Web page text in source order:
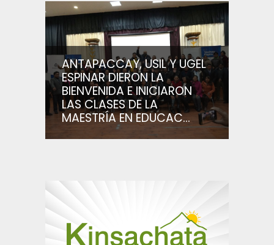
ANTAPACCAY, USIL Y UGEL
ESPINAR DIERON LA
BIENVENIDA E INICIARON
LAS CLASES DE LA
MAESTRÍA EN EDUCAC...